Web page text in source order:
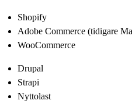
Shopify
Adobe Commerce (tidigare
WooCommerce
Drupal
Strapi
Nyttolast